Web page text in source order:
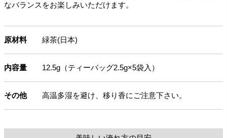
なバランスをお楽しみいただけます。
原材料 緑茶(日本)
内容量 12.5g（ティーバッグ2.5g×5袋入）
その他 高温多湿を避け、移り香にご注意下さい。